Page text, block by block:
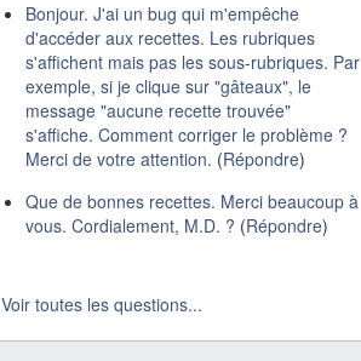
Bonjour. J'ai un bug qui m'empêche
d'accéder aux recettes. Les rubriques
s'affichent mais pas les sous-rubriques. Par
exemple, si je clique sur "gâteaux", le
message "aucune recette trouvée"
s'affiche. Comment corriger le problème ?
Merci de votre attention. (Répondre)
Que de bonnes recettes. Merci beaucoup à
vous. Cordialement, M.D. ? (Répondre)
Voir toutes les questions...